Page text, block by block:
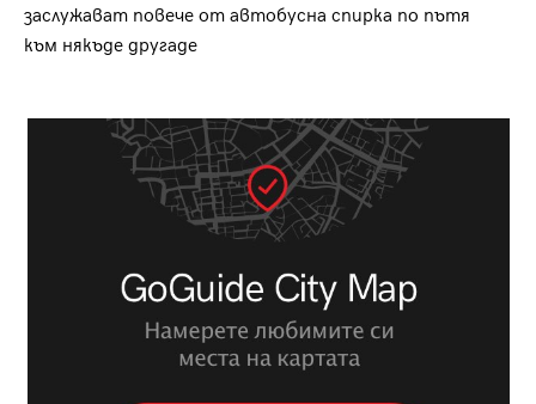
заслужават повече от автобусна спирка по пътя
към някъде другаде